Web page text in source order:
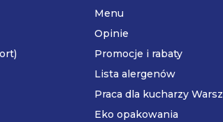
Menu
Opinie
Promocje i rabaty
Lista alergenów
Praca dla kucharzy
Eko opakowania